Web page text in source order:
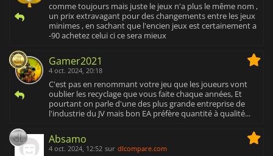
comme toujours mais juste le jeux n'a plus le même nom ,
un prix extravagant pour des changements entre les jeux
minimes , en sachant que l'encien jeux est certainement a
-90 achetez celui ci ce sera mieux
Gamer2021
4 oct. 2024, 20:18
C'est pas en renommant votre jeu que les joueurs vont
oublier les recyclage que vous faite chaque années, Et
pourtant on parle d'une des plus grande entreprise de
l'industrie du JV mais bon EA préfère quantité à qualité...
Absamo
4 oct. 2024, 12:52 sur dlcompare.com